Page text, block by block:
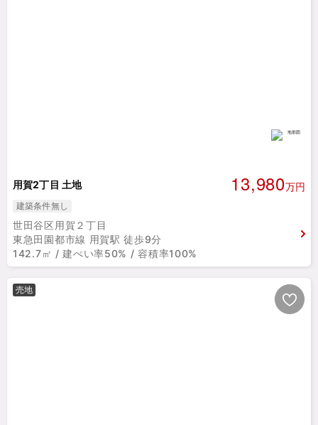
用賀2丁目 土地 13,980万円
建築条件無し
世田谷区用賀２丁目
東急田園都市線 用賀駅 徒歩9分
142.7㎡ / 建ぺい率50% / 容積率100%
売地